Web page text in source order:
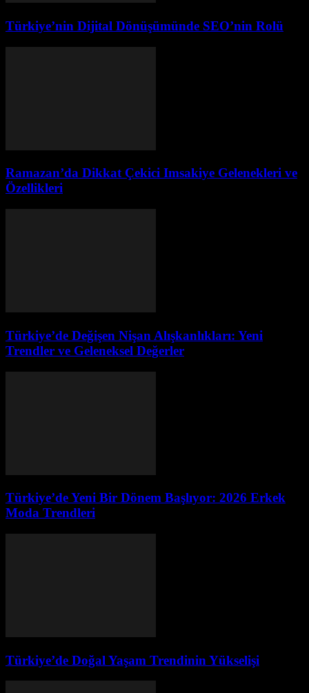
Türkiye’nin Dijital Dönüşümünde SEO’nin Rolü
Ramazan’da Dikkat Çekici Imsakiye Gelenekleri ve
Özellikleri
Türkiye’de Değişen Nişan Alışkanlıkları: Yeni
Trendler ve Geleneksel Değerler
Türkiye’de Yeni Bir Dönem Başlıyor: 2026 Erkek
Moda Trendleri
Türkiye’de Doğal Yaşam Trendinin Yükselişi